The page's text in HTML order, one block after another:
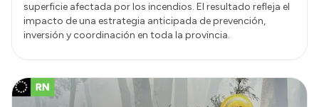
superficie afectada por los incendios. El resultado refleja el
impacto de una estrategia anticipada de prevención,
inversión y coordinación en toda la provincia.